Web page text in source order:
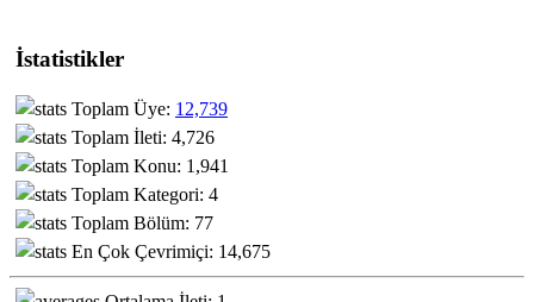
İstatistikler
Toplam Üye: 12,739
Toplam İleti: 4,726
Toplam Konu: 1,941
Toplam Kategori: 4
Toplam Bölüm: 77
En Çok Çevrimiçi: 14,675